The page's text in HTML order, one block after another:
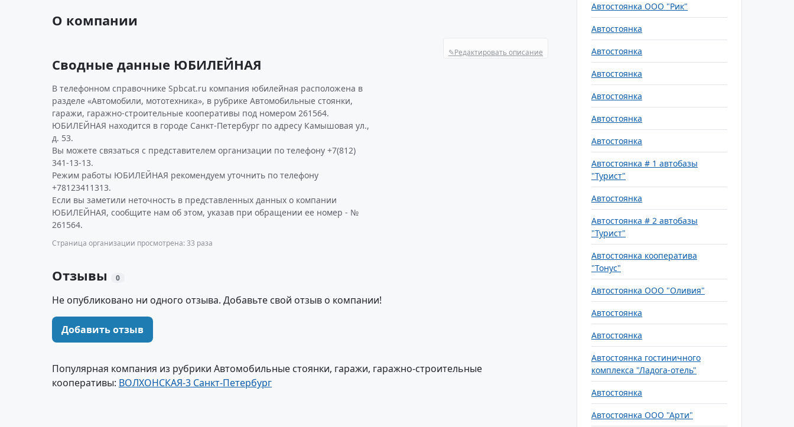
О компании
✎Редактировать описание
Сводные данные ЮБИЛЕЙНАЯ
В телефонном справочнике Spbcat.ru компания юбилейная расположена в
разделе «Автомобили, мототехника», в рубрике Автомобильные стоянки,
гаражи, гаражно-строительные кооперативы под номером 261564.
ЮБИЛЕЙНАЯ находится в городе Санкт-Петербург по адресу Камышовая ул.,
д. 53.
Вы можете связаться с представителем организации по телефону +7(812)
341-13-13.
Режим работы ЮБИЛЕЙНАЯ рекомендуем уточнить по телефону
+78123411313.
Если вы заметили неточность в представленных данных о компании
ЮБИЛЕЙНАЯ, сообщите нам об этом, указав при обращении ее номер - №
261564.
Страница организации просмотрена: 33 раза
Отзывы 0
Не опубликовано ни одного отзыва. Добавьте свой отзыв о компании!
Добавить отзыв
Популярная компания из рубрики Автомобильные стоянки, гаражи, гаражно-строительные
кооперативы: ВОЛХОНСКАЯ-3 Санкт-Петербург
Автостоянка ООО "Рик"
Автостоянка
Автостоянка
Автостоянка
Автостоянка
Автостоянка
Автостоянка
Автостоянка # 1 автобазы
"Турист"
Автостоянка
Автостоянка # 2 автобазы
"Турист"
Автостоянка кооператива
"Тонус"
Автостоянка ООО "Оливия"
Автостоянка
Автостоянка
Автостоянка гостиничного
комплекса "Ладога-отель"
Автостоянка
Автостоянка ООО "Арти"